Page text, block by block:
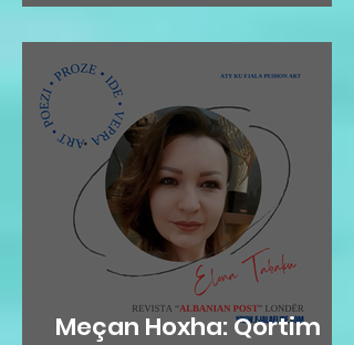
gjethi"
Meçan Hoxha: Qortim